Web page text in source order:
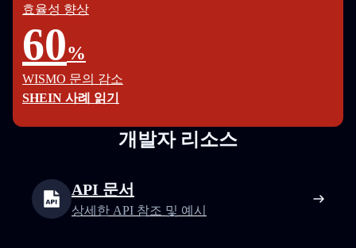
효율성 향상
60%
WISMO 문의 감소
SHEIN 사례 읽기
개발자 리소스
API 문서
상세한 API 참조 및 예시